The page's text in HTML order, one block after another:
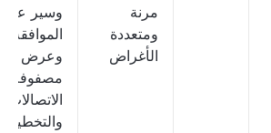
مرنة
ومتعددة
الأغراض
وسير
الموافقة،
وعرض
مصفوفة
الاتصالات،
والتخطيط